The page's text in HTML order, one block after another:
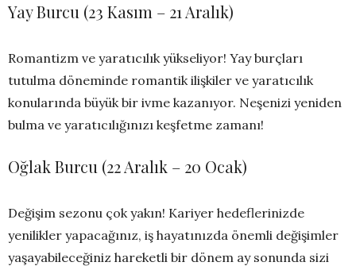
Yay Burcu (23 Kasım – 21 Aralık)
Romantizm ve yaratıcılık yükseliyor! Yay burçları
tutulma döneminde romantik ilişkiler ve yaratıcılık
konularında büyük bir ivme kazanıyor. Neşenizi yeniden
bulma ve yaratıcılığınızı keşfetme zamanı!
Oğlak Burcu (22 Aralık – 20 Ocak)
Değişim sezonu çok yakın! Kariyer hedeflerinizde
yenilikler yapacağınız, iş hayatınızda önemli değişimler
yaşayabileceğiniz hareketli bir dönem ay sonunda sizi